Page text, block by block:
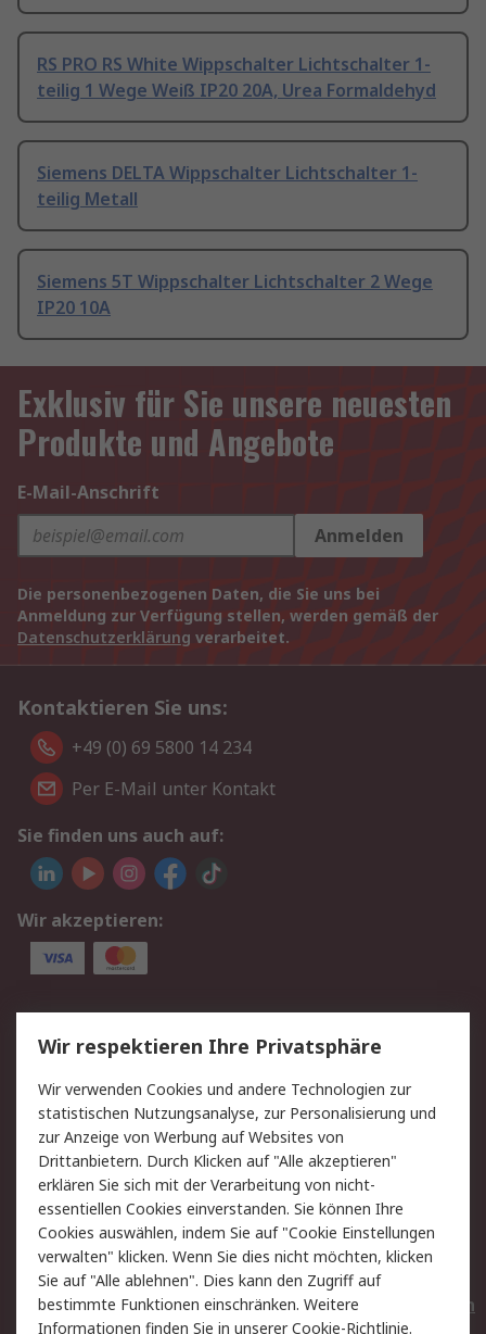
RS PRO RS White Wippschalter Lichtschalter 1-
teilig 1 Wege Weiß IP20 20A, Urea Formaldehyd
Siemens DELTA Wippschalter Lichtschalter 1-
teilig Metall
Siemens 5T Wippschalter Lichtschalter 2 Wege
IP20 10A
Exklusiv für Sie unsere neuesten
Produkte und Angebote
E-Mail-Anschrift
Anmelden
Die personenbezogenen Daten, die Sie uns bei
Anmeldung zur Verfügung stellen, werden gemäß der
Datenschutzerklärung verarbeitet.
Kontaktieren Sie uns:
+49 (0) 69 5800 14 234
Per E-Mail unter Kontakt
Sie finden uns auch auf:
Wir akzeptieren:
Service
Value Added Services
Lieferlösungen
Rücksendungen
Kontakt
Hilfe
Privatkunden
Rechtliches
AGB
Datenschutz
Cookie-Richtlinie
Zahlungsbedingungen
Copyright/Impressum
Entsorgung
Elektrogeräte/Batterien
Wir respektieren Ihre Privatsphäre
Wir verwenden Cookies und andere Technologien zur
statistischen Nutzungsanalyse, zur Personalisierung und
zur Anzeige von Werbung auf Websites von
Drittanbietern. Durch Klicken auf "Alle akzeptieren"
erklären Sie sich mit der Verarbeitung von nicht-
essentiellen Cookies einverstanden. Sie können Ihre
Cookies auswählen, indem Sie auf "Cookie Einstellungen
verwalten" klicken. Wenn Sie dies nicht möchten, klicken
Sie auf "Alle ablehnen". Dies kann den Zugriff auf
bestimmte Funktionen einschränken. Weitere
Informationen finden Sie in unsererCookie-Richtlinie.